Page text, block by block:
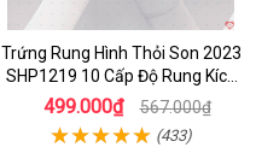
Trứng Rung Hình Thỏi Son 2023
SHP1219 10 Cấp Độ Rung Kích
Thích
499.000₫ 567.000₫
(433)